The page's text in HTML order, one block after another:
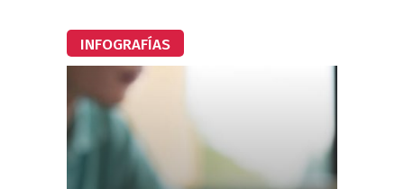
INFOGRAFÍAS